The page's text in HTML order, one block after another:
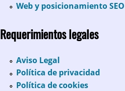
Web y posicionamiento SEO
Requerimientos legales
Aviso Legal
Política de privacidad
Política de cookies